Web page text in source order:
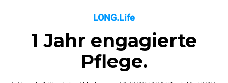
LONG.Life
1 Jahr engagierte
Pflege.